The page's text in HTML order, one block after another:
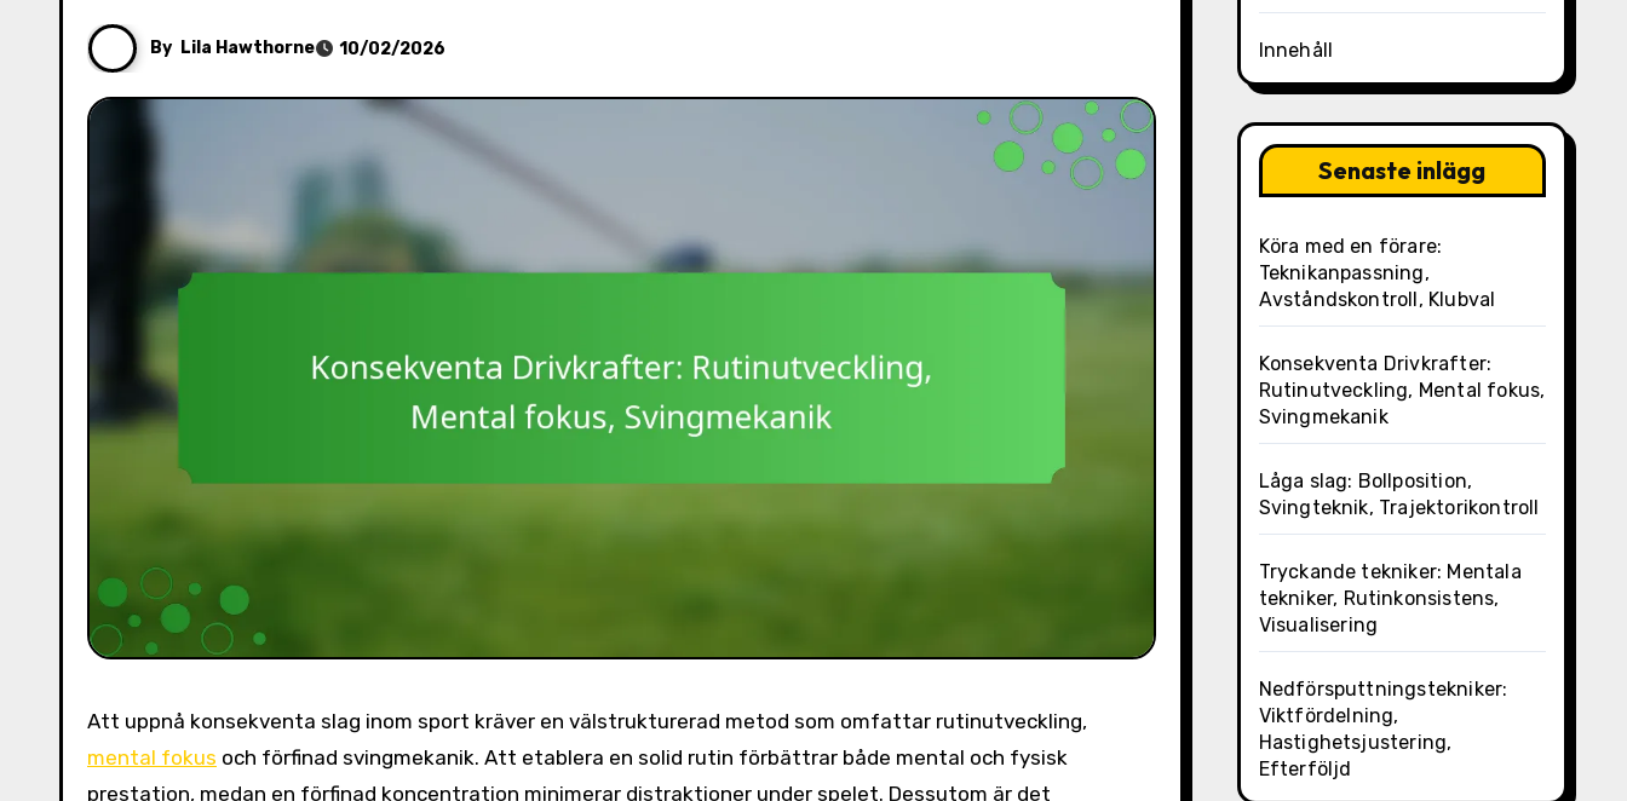
By Lila Hawthorne 10/02/2026
Att uppnå konsekventa slag inom sport kräver en välstrukturerad metod som omfattar rutinutveckling,
mental fokus och förfinad svingmekanik. Att etablera en solid rutin förbättrar både mental och fysisk
prestation, medan en förfinad koncentration minimerar distraktioner under spelet. Dessutom är det
Innehåll
Senaste inlägg
Köra med en förare:
Teknikanpassning,
Avståndskontroll, Klubval
Konsekventa Drivkrafter:
Rutinutveckling, Mental fokus,
Svingmekanik
Låga slag: Bollposition,
Svingteknik, Trajektorikontroll
Tryckande tekniker: Mentala
tekniker, Rutinkonsistens,
Visualisering
Nedförsputtningstekniker:
Viktfördelning,
Hastighetsjustering,
Efterföljd